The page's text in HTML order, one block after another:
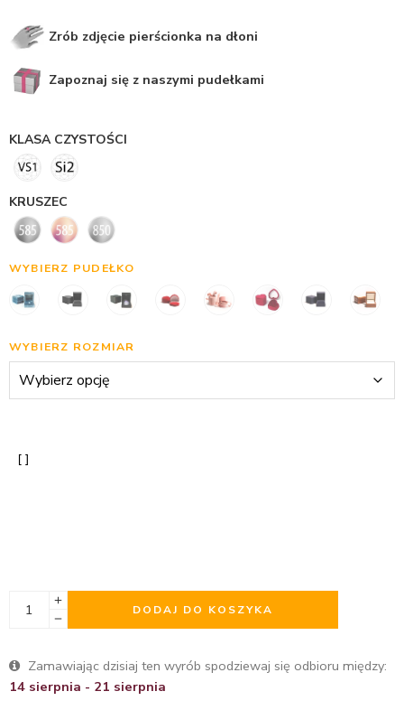
Zrób zdjęcie pierścionka na dłoni
Zapoznaj się z naszymi pudełkami
KLASA CZYSTOŚCI
KRUSZEC
WYBIERZ PUDEŁKO
WYBIERZ ROZMIAR
DODAJ DO KOSZYKA
Zamawiając dzisiaj ten wyrób spodziewaj się odbioru między:
14 sierpnia - 21 sierpnia